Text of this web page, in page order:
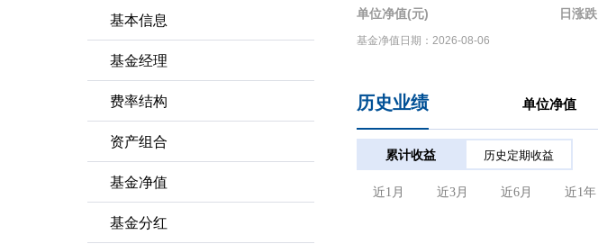
基本信息
基金经理
费率结构
资产组合
基金净值
基金分红
单位净值(元) 日涨跌
基金净值日期： 2026-08-06
历史业绩 单位净值
累计收益 历史定期收益
近1月 近3月 近6月 近1年